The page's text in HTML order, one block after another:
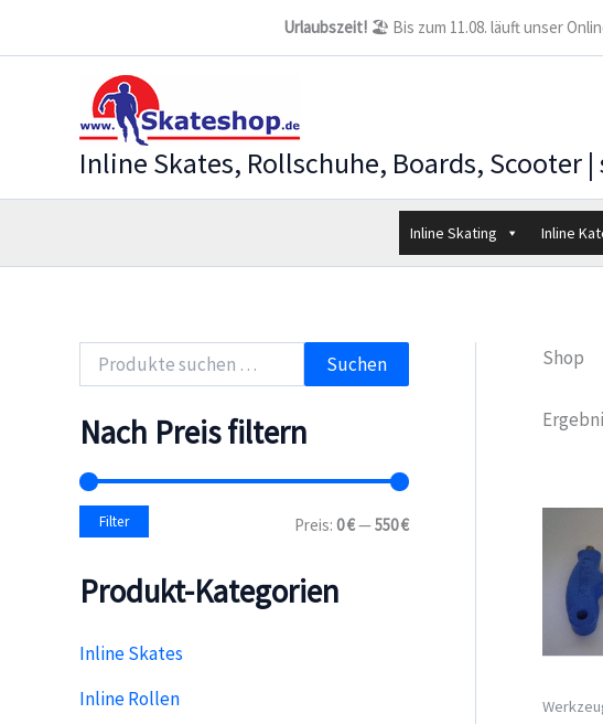
Urlaubszeit! 🏖️ Bis zum 11.08. läuft unser
Inline Skates, Rollschuhe, Boards, Scooter
Inline Skating Inline
h
e
n
a
Suchen
Nach Preis filtern
M
i
M
a
Filter Preis: 0 €—550 €
Produkt-Kategorien
Inline Skates
Inline Rollen
Shop